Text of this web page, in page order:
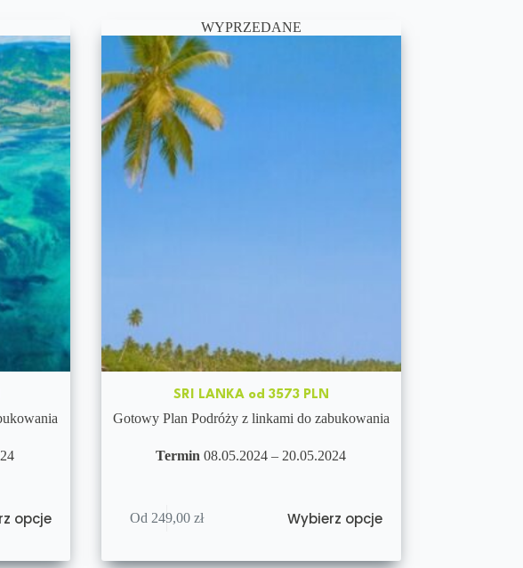
opcje
WYPRZEDANE
SRI LANKA od 3573 PLN
Gotowy Plan Podróży z linkami do zabukowania
Termin08.05.2024 – 20.05.2024
Od 249,00zł Wybierz opcje